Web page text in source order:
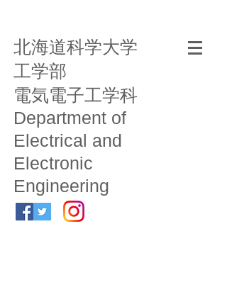
北海道科学大学
工学部
電気電子工学科
Department of
Electrical and
Electronic
Engineering